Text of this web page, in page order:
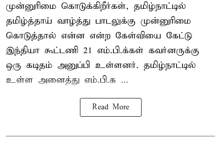
முன்னுரிமை கொடுக்கிறீர்கள், தமிழ்நாட்டில்
தமிழ்த்தாய் வாழ்த்து பாடலுக்கு முன்னுரிமை
கொடுத்தால் என்ன என்ற கேள்வியை கேட்டு
இந்தியா கூட்டணி 21 எம்.பி.க்கள் கவர்னருக்கு
ஒரு கடிதம் அனுப்பி உள்ளனர். தமிழ்நாட்டில்
உள்ள அனைத்து எம்.பி.க ...
Read More